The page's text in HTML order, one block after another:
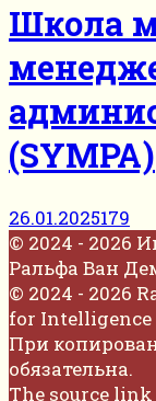
Школа
(SYMPA)
26.01.2025179
© 2024 - 2026
Ральфа Ван
© 2024 - 2026
for Intelligence
При
обязательна.
The source